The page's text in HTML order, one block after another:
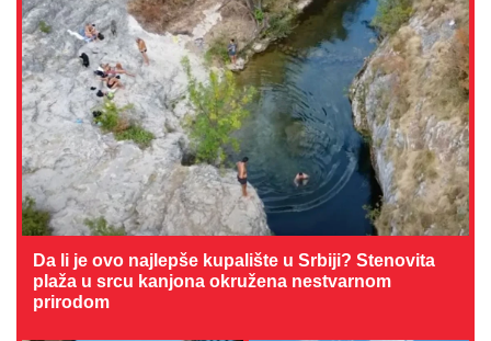
Da li je ovo najlepše kupalište u Srbiji? Stenovita
plaža u srcu kanjona okružena nestvarnom
prirodom